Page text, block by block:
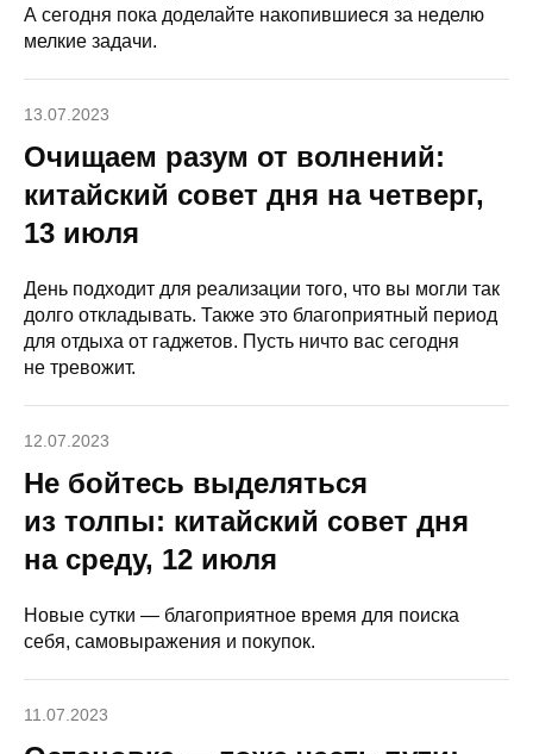
А сегодня пока доделайте накопившиеся за неделю
мелкие задачи.
13.07.2023
Очищаем разум от волнений:
китайский совет дня на четверг,
13 июля
День подходит для реализации того, что вы могли так
долго откладывать. Также это благоприятный период
для отдыха от гаджетов. Пусть ничто вас сегодня
не тревожит.
12.07.2023
Не бойтесь выделяться
из толпы: китайский совет дня
на среду, 12 июля
Новые сутки — благоприятное время для поиска
себя, самовыражения и покупок.
11.07.2023